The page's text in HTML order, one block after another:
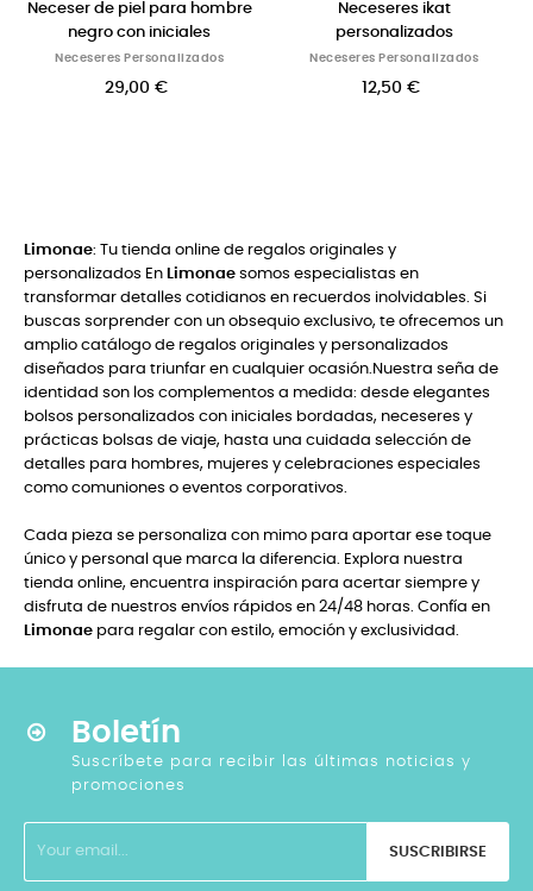
hombre
Neceseres ikat
personalizados
Neceseres Personalizados
Bolsa de pana con
color mostaza
Bolsas
Limonae: Tu tienda online de regalos originales y
personalizados En
Limonae somos especialistas en
transformar detalles cotidianos en recuerdos inolvidables. Si
buscas sorprender con un obsequio exclusivo, te ofrecemos un
amplio catálogo de regalos originales y personalizados
diseñados para triunfar en cualquier ocasión.Nuestra seña de
identidad son los complementos a medida: desde elegantes
bolsos personalizados con iniciales bordadas, neceseres y
prácticas bolsas de viaje, hasta una cuidada selección de
detalles para hombres, mujeres y celebraciones especiales
como comuniones o eventos corporativos.
Cada pieza se personaliza con mimo para aportar ese toque
único y personal que marca la diferencia. Explora nuestra
tienda online, encuentra inspiración para acertar siempre y
disfruta de nuestros envíos rápidos en 24/48 horas. Confía en
Limonae para regalar con estilo, emoción y exclusividad.
Boletín
Suscríbete para recibir las últimas noticias y
promociones
SUSCRIBIRSE